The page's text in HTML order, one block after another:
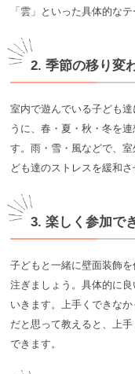
「雲」といった具体的な
2. 季節の移り変
室内で遊んでいる子ども
うに、春・夏・秋・冬を
す。雨・雪・風などで、
ども達のストレスを緩和さ
3. 楽しく参加で
子どもと一緒に壁面装飾
注ぎましょう。具体的に
いきます。上手くできな
だと思って教えると、上
できます。